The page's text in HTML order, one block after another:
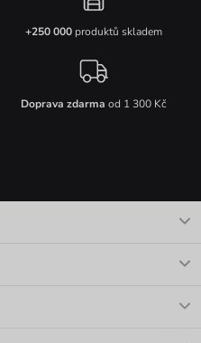
+250 000produktů skladem
Doprava zdarma od 1 300 Kč